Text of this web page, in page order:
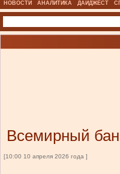
НОВОСТИ АНАЛИТИКА ДАЙДЖЕСТ
Всемирный
[10:00 10 апреля 2026 года ]